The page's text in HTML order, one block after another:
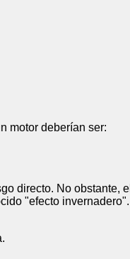
motor deberían ser:
directo. No obstante, el
"efecto invernadero".